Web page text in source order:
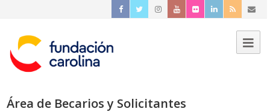
Área de Becarios y Solicitantes